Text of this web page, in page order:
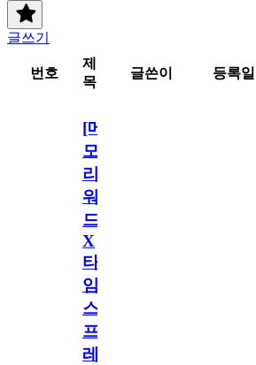
글쓰기
번호
제
목
글쓴이 등록일
[메
모
리
워
드
X
타
임
스
프
레